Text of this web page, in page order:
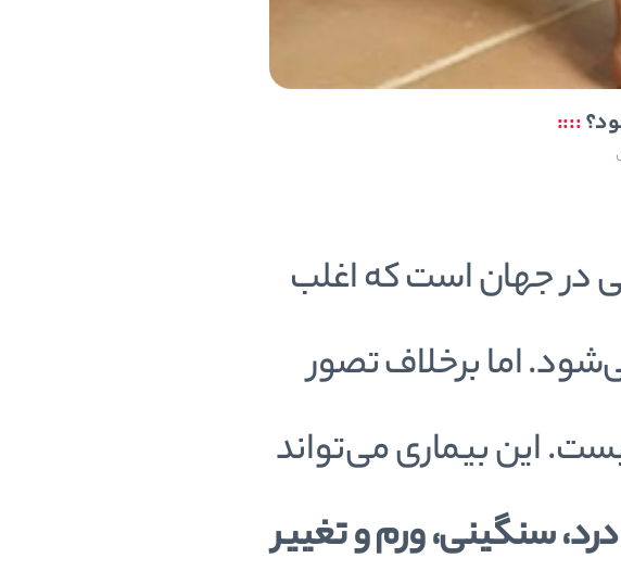
::::
در جهان است که اغلب
اما برخلاف تصور
این بیماری می‌تواند
سنگینی، ورم و تغییر